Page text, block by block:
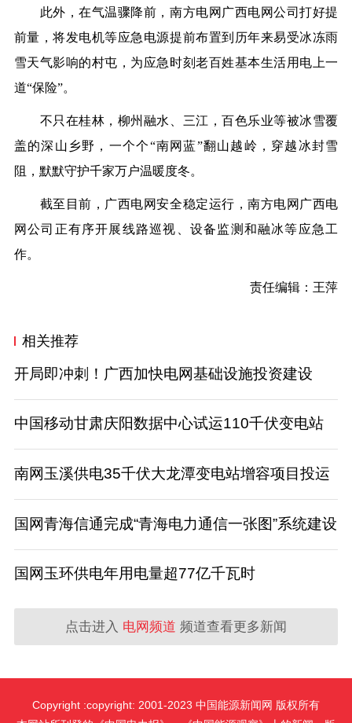
此外，在气温骤降前，南方电网广西电网公司打好提
前量，将发电机等应急电源提前布置到历年来易受冰冻雨
雪天气影响的村屯，为应急时刻老百姓基本生活用电上一
道“保险”。
不只在桂林，柳州融水、三江，百色乐业等被冰雪覆
盖的深山乡野，一个个“南网蓝”翻山越岭，穿越冰封雪
阻，默默守护千家万户温暖度冬。
截至目前，广西电网安全稳定运行，南方电网广西电
网公司正有序开展线路巡视、设备监测和融冰等应急 工
作。
责任编辑：王萍
相关推荐
开局即冲刺！广西加快电网基础设施投资建设
中国移动甘肃庆阳数据中心试运110千伏变电站
南网玉溪供电35千伏大龙潭变电站增容项目投运
国网青海信通完成“青海电力通信一张图”系统建设
国网玉环供电年用电量超77亿千瓦时
点击进入 电网频道 频道查看更多新闻
Copyright :copyright: 2001-2023 中国能源新闻网 版权所有